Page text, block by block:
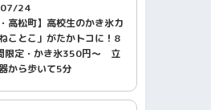
24
・高松町】高校生のかき氷カ
ことこ」がたかトコに！8
限定・かき氷350円〜 立
から歩いて5分